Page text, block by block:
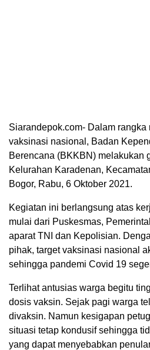
Siarandepok.com- Dalam rangka
vaksinasi nasional, Badan
Berencana (BKKBN) melakukan
Kelurahan Karadenan,
Bogor, Rabu, 6 Oktober 2021.
Kegiatan ini berlangsung atas
mulai dari Puskesmas,
aparat TNI dan Kepolisian.
pihak, target vaksinasi nasional
sehingga pandemi Covid 19
Terlihat antusias warga begitu
dosis vaksin. Sejak pagi warga
divaksin. Namun kesigapan
situasi tetap kondusif sehingga
yang dapat menyebabkan